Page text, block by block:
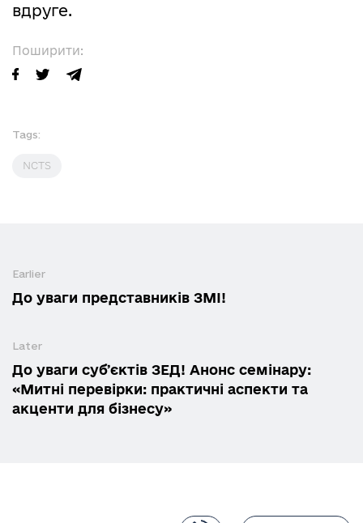
Поширити:
вдруге.
Tags:
NCTS
Earlier
До уваги представників ЗМІ!
Later
До уваги субʼєктів ЗЕД! Анонс семінару:
«Митні перевірки: практичні аспекти та
акценти для бізнесу»